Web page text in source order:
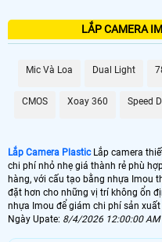
LẮP CAMERA
Mic Và Loa Dual Light
CMOS Xoay 360 Speed
Lắp Camera PlasticLắp camera
chi phí nhỏ nhẹ giá thành rẻ phù
hàng, với cấu tạo bằng nhựa Imou
đặt hơn cho những vị trí không ổn
nhựa Imou để giám chi phí sản
Ngày Upate: 8/4/2026 12:00:00 AM